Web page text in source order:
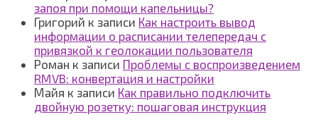
запоя при помощи капельницы?
Григорий к записи Как настроить вывод
информации о расписании телепередач с
привязкой к геолокации пользователя
Роман к записи Проблемы с воспроизведением
RMVB: конвертация и настройки
Майя к записи Как правильно подключить
двойную розетку: пошаговая инструкция